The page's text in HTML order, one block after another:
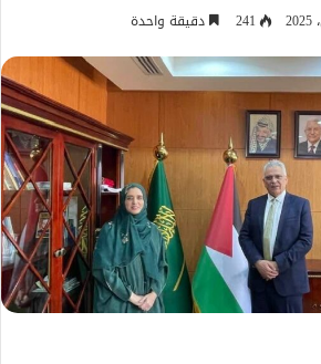
241 دقيقة واحدة